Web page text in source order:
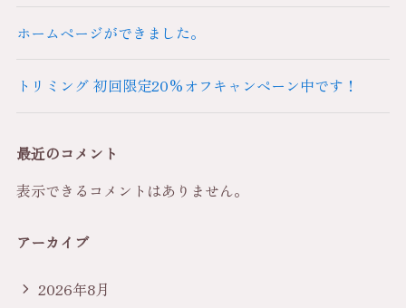
ホームページができました。
トリミング 初回限定20%オフキャンペーン中です！
最近のコメント
表示できるコメントはありません。
アーカイブ
2026年8月